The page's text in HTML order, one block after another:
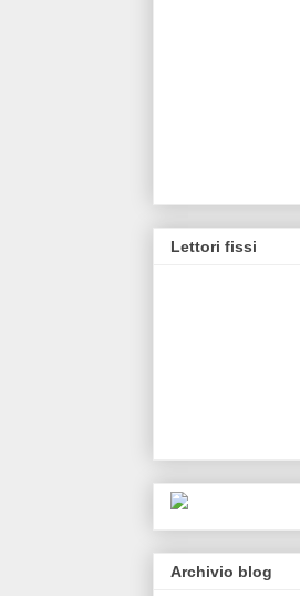
Lettori fissi
Archivio blog